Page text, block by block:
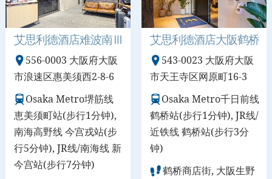
艾思利德酒店难波南Ⅲ
556-0003 大阪府大阪
市浪速区惠美须西2-8-6
Osaka Metro堺筋线
恵美须町站(步行1分钟),
南海高野线 今宫戎站(步
行5分钟), JR线/南海线 新
今宫站(步行7分钟)
艾思利德酒店大阪鹤桥
543-0023 大阪府大阪
市天王寺区网原町16-3
Osaka Metro千日前线
鹤桥站(步行1分钟), JR线/
近铁线 鹤桥站(步行3分
钟)
鹤桥商店街, 大阪生野